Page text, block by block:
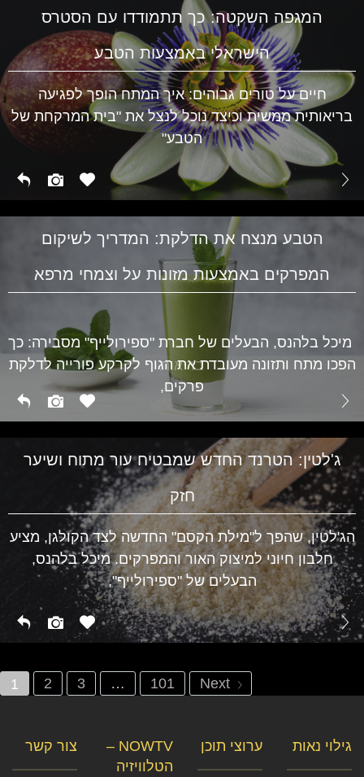
המגפה השקטה: כך תתמודדו עם הסטרס
הישראלי באמצעות הטבע
חיים על טורים גבוהים: איך המתח הופך לפגיעה
בריאותית ממשית וכיצד נוכל לנצל את "בית המרקחת של
הטבע"
הטבע מנצח את הדלקת: המדריך לשיקום
המפרקים באמצעות מזונות על וצמחי מרפא
בריאות
מיכל בלהנס, הבעלים של חברת "ספירולייף" מסבירה: כך
הפכו מתח ותזונה מעובדת את הגוף לקרקע פורייה לדלקת
פרקים,
ג'לטין: הטרנד החדש שמבטיח עור מתוח ושיער
חזק
הג'לטין, שהפך ל"מילת הקסם" החדשה לצד הקולגן, מציע
חלבון חיוני למיצוק האור והמפרקים. מיכל בלהנס,
הבעלים של "ספירולייף",
… 101 Next
צור קשר
NOWTV –
הטלוויזיה
ערוצי תוכן גילוי נאות